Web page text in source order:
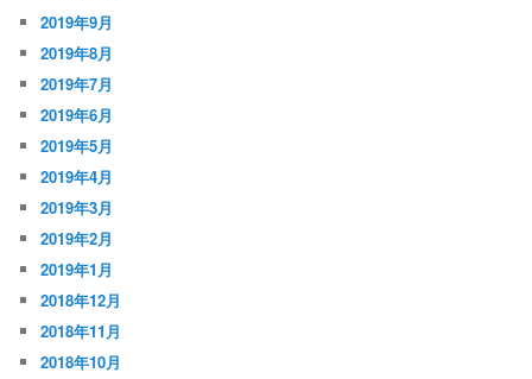
2019年9月
2019年8月
2019年7月
2019年6月
2019年5月
2019年4月
2019年3月
2019年2月
2019年1月
2018年12月
2018年11月
2018年10月